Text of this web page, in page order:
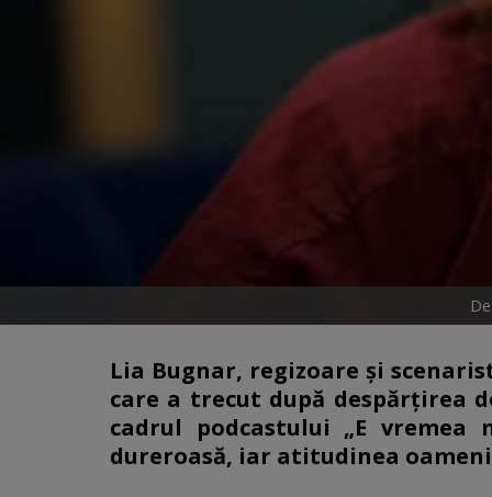
Lia Bugnar, regizoare și
care a trecut după despărțirea
cadrul podcastului „E
dureroasă, iar atitudinea